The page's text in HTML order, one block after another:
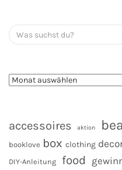
Search
for:
accessoires aktion
booklove box clothing
DIY-Anleitung food